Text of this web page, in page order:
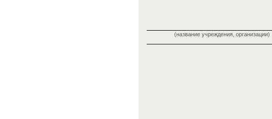
(название учреждения, организации)